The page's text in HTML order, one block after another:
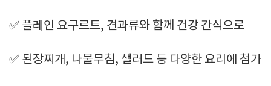
✅ 플레인 요구르트, 견과류와 함께 건강 간식으로
✅ 된장찌개, 나물무침, 샐러드 등 다양한 요리에 첨가